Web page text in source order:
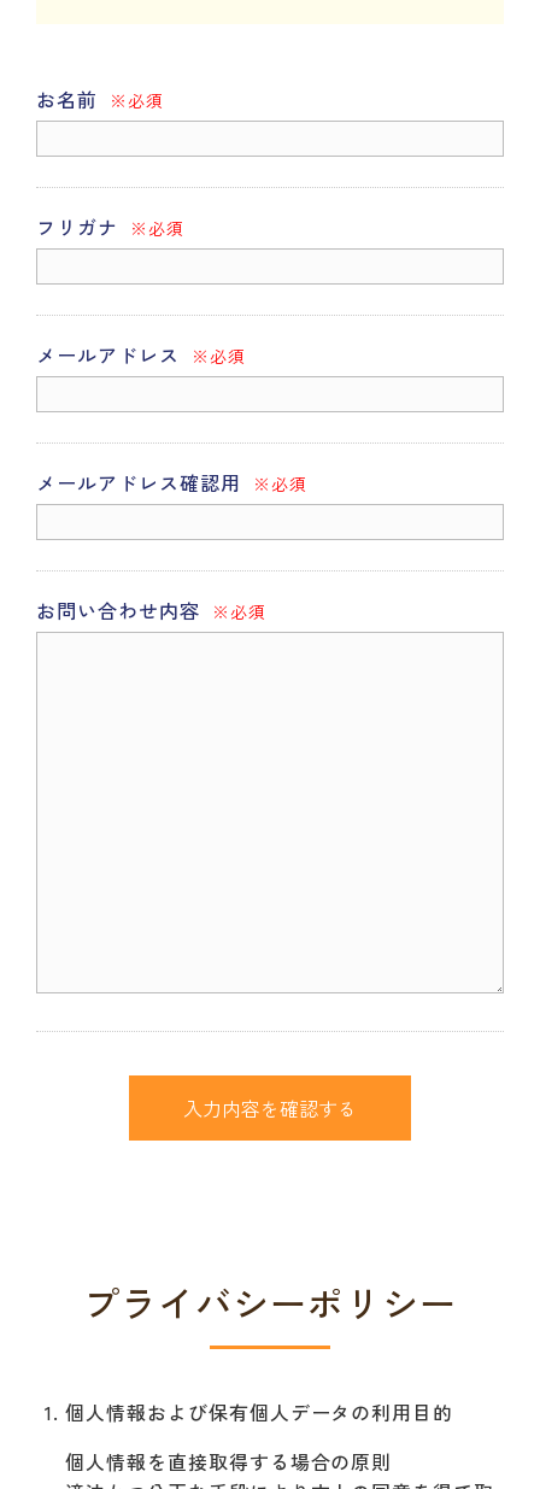
お名前 ※必須
フリガナ ※必須
メールアドレス ※必須
メールアドレス確認用 ※必須
お問い合わせ内容 ※必須
プライバシーポリシー
個人情報および保有個人データの利用目的
個人情報を直接取得する場合の原則